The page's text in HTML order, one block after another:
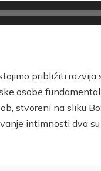
približiti
osobe
stvoreni na sliku
intimnosti dva